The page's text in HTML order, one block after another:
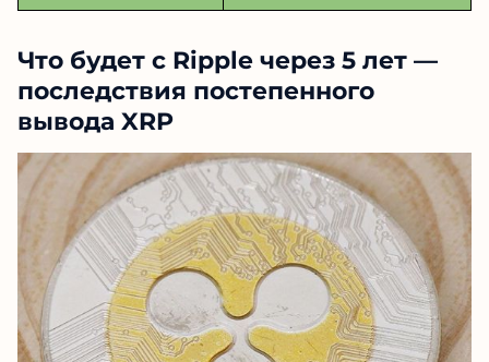
Что будет с Ripple через 5 лет —
последствия постепенного
вывода XRP